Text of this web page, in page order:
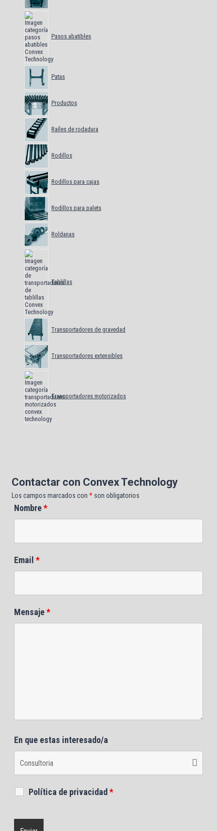
Pasos abatibles
Patas
Productos
Raíles de rodadura
Rodillos
Rodillos para cajas
Rodillos para palets
Roldanas
Tablillas
Transportadores de gravedad
Transportadores extensibles
Transportadores motorizados
Contactar con Convex Technology
Los campos marcados con * son obligatorios
Nombre*
Email *
Mensaje*
En que estas interesado/a
Política de privacidad *